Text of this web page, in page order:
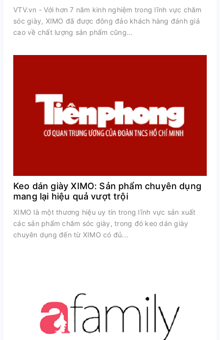
VTV.vn - Với hơn 7 năm kinh nghiệm trong lĩnh vực chăm
sóc giày, XIMO đã được đông đảo khách hàng đánh giá
cao về chất lượng sản phẩm cũng...
Keo dán giày XIMO: Sản phẩm chuyên dụng
mang lại hiệu quả vượt trội
XIMO là một thương hiệu uy tín trong lĩnh vực sản xuất
các sản phẩm chăm sóc giày, trong đó keo dán giày
chuyên dụng đến từ XIMO có đủ...